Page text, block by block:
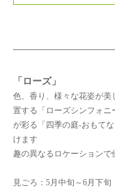
「ローズ」
色、香り、様々な花姿が美
置する「ローズシンフォ
が彩る 「四季の庭-おもて
けます
趣の異なるロケーション
見ごろ：5月中旬～6月下旬